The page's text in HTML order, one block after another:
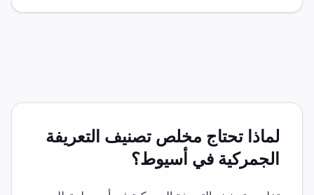
لماذا تحتاج مخلص تصنيف التعريفة
الجمركية في أسيوط؟